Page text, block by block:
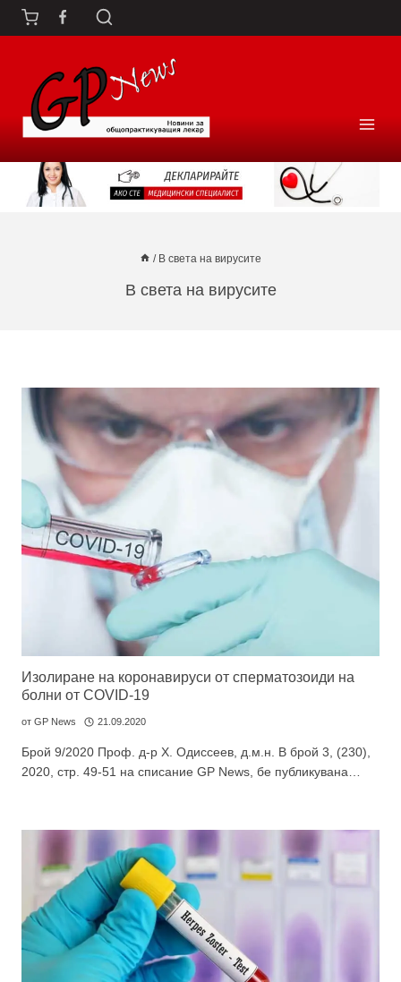
Към
съдържанието
/ В света на вирусите
В света на вирусите
Изолиране на коронавируси от сперматозоиди на
болни от COVID-19
от GP News 21.09.2020
Брой 9/2020 Проф. д-р Х. Одиссеев, д.м.н. В брой 3, (230),
2020, стр. 49-51 на списание GP News, бе публикувана…